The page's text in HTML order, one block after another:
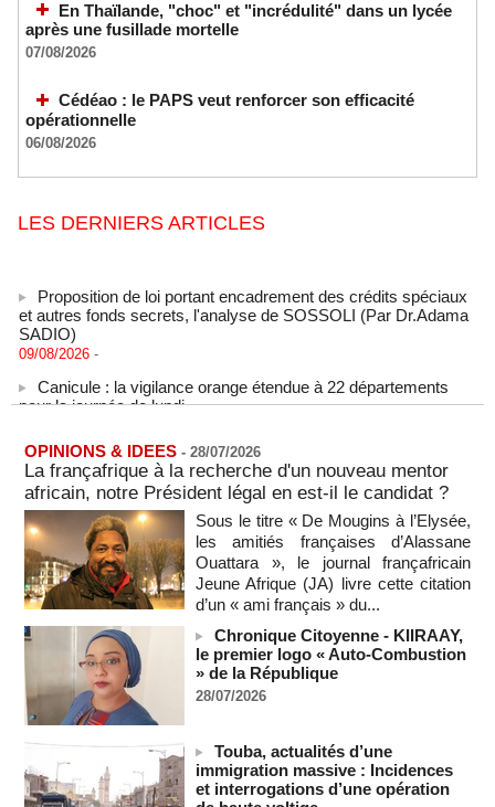
En Thaïlande, "choc" et "incrédulité" dans un lycée
après une fusillade mortelle
07/08/2026
Cédéao : le PAPS veut renforcer son efficacité
opérationnelle
06/08/2026
LES DERNIERS ARTICLES
et autres fonds secrets, l'analyse de SOSSOLI (Par Dr.Adama
SADIO)
09/08/2026
pour la journée de lundi
États-Unis : le cancer de l’ancien président américain Joe
Biden s’est aggravé, annonce son fils
09/08/2026
Des échanges de frappes font cinq morts en Ukraine et en
Russie
09/08/2026 -
L'Iran exige pour rouvrir Ormuz que les Etats-Unis acceptent
"toutes" ses conditions
09/08/2026 -
Iran : « aucune négociation directe » en cours avec les
États-Unis
09/08/2026 -
l’arrivée du typhon Dolphin
09/08/2026
OPINIONS & IDEES - 28/07/2026
La françafrique à la recherche d'un nouveau mentor
africain, notre Président légal en est-il le candidat ?
Sous le titre « De Mougins à l’Elysée,
les amitiés françaises d’Alassane
Ouattara », le journal françafricain
Jeune Afrique (JA) livre cette citation
d’un « ami français » du...
Chronique Citoyenne - KIIRAAY,
le premier logo « Auto-Combustion
» de la République
28/07/2026
Touba, actualités d’une
immigration massive : Incidences
et interrogations d’une opération